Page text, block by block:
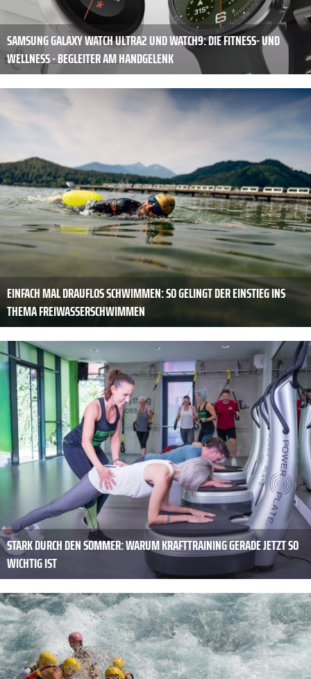
SAMSUNG GALAXY WATCH ULTRA2 UND WATCH9: DIE FITNESS- UND
WELLNESS - BEGLEITER AM HANDGELENK
EINFACH MAL DRAUFLOS SCHWIMMEN: SO GELINGT DER EINSTIEG INS
THEMA FREIWASSERSCHWIMMEN
STARK DURCH DEN SOMMER: WARUM KRAFTTRAINING GERADE JETZT SO
WICHTIG IST